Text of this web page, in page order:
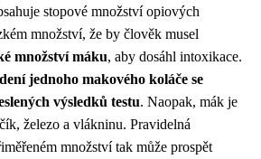
stopové množství opiových
množství, že by člověk musel
množství máku, aby dosáhl intoxikace.
jednoho makového koláče se
výsledků testu. Naopak, mák je
železo a vlákninu. Pravidelná
množství tak může prospět